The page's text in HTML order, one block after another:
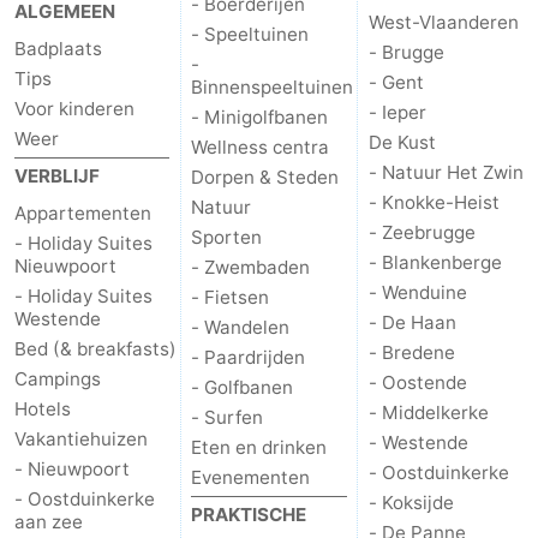
ALGEMEEN
Badplaats
Tips
Voor kinderen
Weer
VERBLIJF
Appartementen
- Holiday Suites
Nieuwpoort
- Holiday Suites
Westende
Bed (& breakfasts)
Campings
Hotels
Vakantiehuizen
- Nieuwpoort
- Oostduinkerke
aan zee
- Speeltuinen
-
Binnenspeeltuinen
- Minigolfbanen
Wellness centra
Dorpen & Steden
Natuur
Sporten
- Zwembaden
- Fietsen
- Wandelen
- Paardrijden
- Golfbanen
- Surfen
Eten en drinken
Evenementen
PRAKTISCHE
West-Vlaanderen
- Brugge
- Gent
- Ieper
De Kust
- Natuur Het Zwin
- Knokke-Heist
- Zeebrugge
- Blankenberge
- Wenduine
- De Haan
- Bredene
- Oostende
- Middelkerke
- Westende
- Oostduinkerke
- Koksijde
- De Panne